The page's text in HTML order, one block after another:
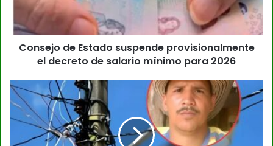
Consejo de Estado suspende provisionalmente
el decreto de salario mínimo para 2026